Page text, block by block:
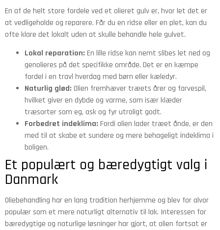
En af de helt store fordele ved et olieret gulv er, hvor let det er
at vedligeholde og reparere. Får du en ridse eller en plet, kan du
ofte klare det lokalt uden at skulle behandle hele gulvet.
Lokal reparation: En lille ridse kan nemt slibes let ned og
genolieres på det specifikke område. Det er en kæmpe
fordel i en travl hverdag med børn eller kæledyr.
Naturlig glød: Olien fremhæver træets årer og farvespil,
hvilket giver en dybde og varme, som især klæder
træsorter som eg, ask og fyr utroligt godt.
Forbedret indeklima: Fordi olien lader træet ånde, er den
med til at skabe et sundere og mere behageligt indeklima i
boligen.
Et populært og bæredygtigt valg i
Danmark
Oliebehandling har en lang tradition herhjemme og blev for alvor
populær som et mere naturligt alternativ til lak. Interessen for
bæredygtige og naturlige løsninger har gjort, at olien fortsat er